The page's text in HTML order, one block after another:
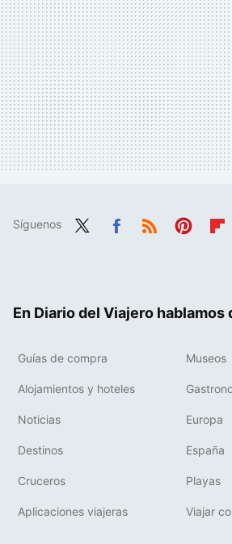
Síguenos
En Diario del Viajero hablamos
Guías de compra Museos
Alojamientos y hoteles
Noticias Europa
Destinos España
Cruceros Playas
Aplicaciones viajeras Viajar